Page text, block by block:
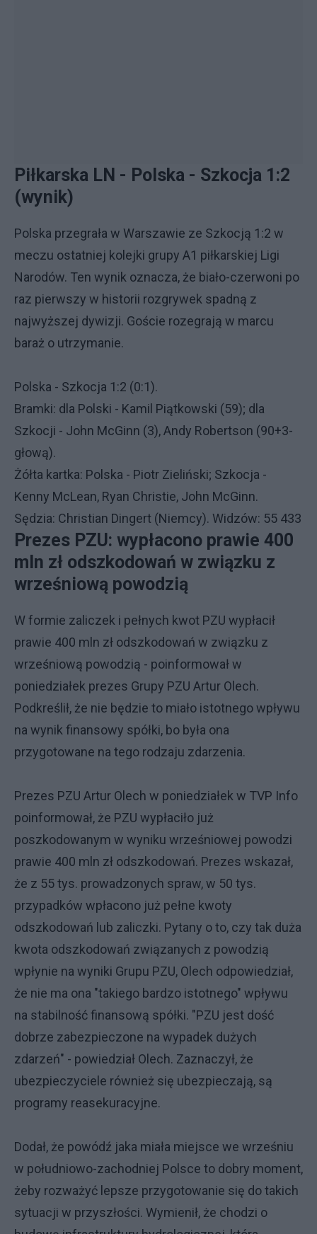
Piłkarska LN - Polska - Szkocja 1:2
(wynik)
Polska przegrała w Warszawie ze Szkocją 1:2 w
meczu ostatniej kolejki grupy A1 piłkarskiej Ligi
Narodów. Ten wynik oznacza, że biało-czerwoni po
raz pierwszy w historii rozgrywek spadną z
najwyższej dywizji. Goście rozegrają w marcu
baraż o utrzymanie.
Polska - Szkocja 1:2 (0:1).
Bramki: dla Polski - Kamil Piątkowski (59); dla
Szkocji - John McGinn (3), Andy Robertson (90+3-
głową).
Żółta kartka: Polska - Piotr Zieliński; Szkocja -
Kenny McLean, Ryan Christie, John McGinn.
Sędzia: Christian Dingert (Niemcy). Widzów: 55 433
Prezes PZU: wypłacono prawie 400
mln zł odszkodowań w związku z
wrześniową powodzią
W formie zaliczek i pełnych kwot PZU wypłacił
prawie 400 mln zł odszkodowań w związku z
wrześniową powodzią - poinformował w
poniedziałek prezes Grupy PZU Artur Olech.
Podkreślił, że nie będzie to miało istotnego wpływu
na wynik finansowy spółki, bo była ona
przygotowane na tego rodzaju zdarzenia.
Prezes PZU Artur Olech w poniedziałek w TVP Info
poinformował, że PZU wypłaciło już
poszkodowanym w wyniku wrześniowej powodzi
prawie 400 mln zł odszkodowań. Prezes wskazał,
że z 55 tys. prowadzonych spraw, w 50 tys.
przypadków wpłacono już pełne kwoty
odszkodowań lub zaliczki. Pytany o to, czy tak duża
kwota odszkodowań związanych z powodzią
wpłynie na wyniki Grupu PZU, Olech odpowiedział,
że nie ma ona "takiego bardzo istotnego" wpływu
na stabilność finansową spółki. "PZU jest dość
dobrze zabezpieczone na wypadek dużych
zdarzeń" - powiedział Olech. Zaznaczył, że
ubezpieczyciele również się ubezpieczają, są
programy reasekuracyjne.
Dodał, że powódź jaka miała miejsce we wrześniu
w południowo-zachodniej Polsce to dobry moment,
żeby rozważyć lepsze przygotowanie się do takich
sytuacji w przyszłości. Wymienił, że chodzi o